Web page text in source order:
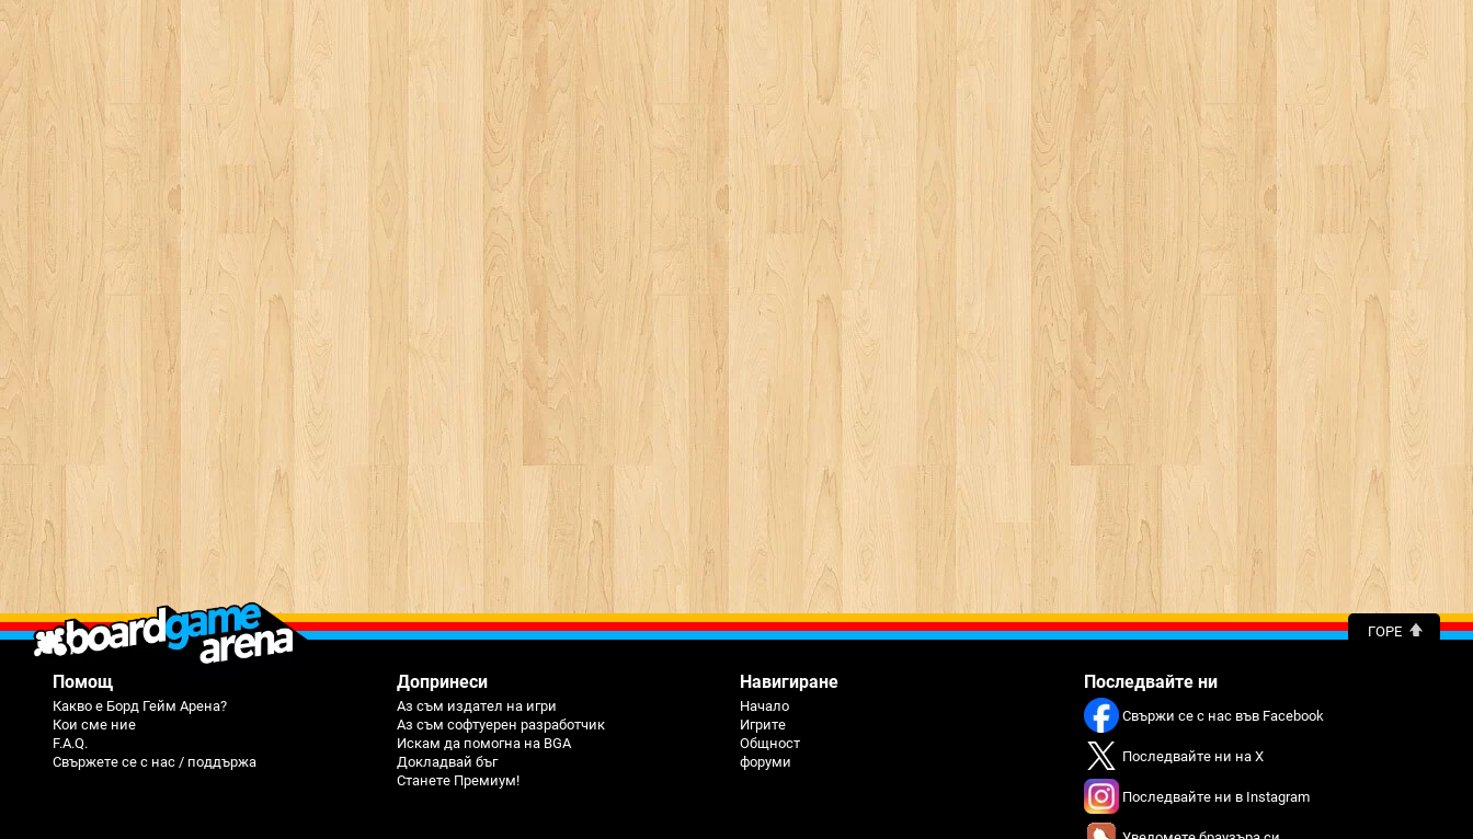
ГОРЕ
Помощ
Какво е Борд Гейм Арена?
Кои сме ние
F.A.Q.
Свържете се с нас / поддържа
Допринеси
Аз съм издател на игри
Аз съм софтуерен разработчик
Искам да помогна на BGA
Докладвай бъг
Станете Премиум!
Навигиране
Начало
Игрите
Общност
форуми
Последвайте ни
Свържи се с нас във Facebook
Последвайте ни на X
Последвайте ни в Instagram